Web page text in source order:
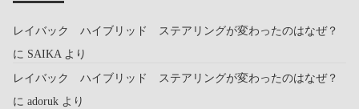
レイバック ハイブリッド ステアリングが変わったのはなぜ？
に SAIKAより
レイバック ハイブリッド ステアリングが変わったのはなぜ？
に adoruk より